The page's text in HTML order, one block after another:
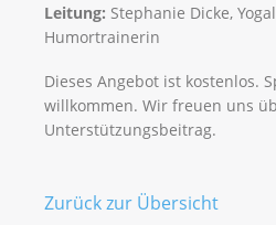
Leitung: Stephanie Dicke,
Humortrainerin
Dieses Angebot ist kostenlos.
willkommen. Wir freuen uns
Unterstützungsbeitrag.
Zurück zur Übersicht